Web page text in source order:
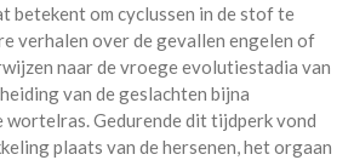
betekent om cyclussen in de stof te
verhalen over de gevallen engelen of
naar de vroege evolutiestadia van
van de geslachten bijna
wortelras. Gedurende dit tijdperk vond
plaats van de hersenen, het orgaan